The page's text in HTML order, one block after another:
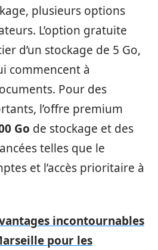
plusieurs options
L’option gratuite
d’un stockage de 5 Go,
commencent à
Pour des
l’offre premium
Go de stockage et des
telles que le
et l’accès prioritaire à
incontournables
pour les